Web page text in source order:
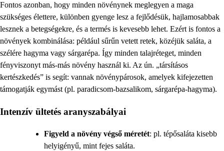
Fontos azonban, hogy minden növénynek meglegyen a maga
szükséges élettere, különben gyenge lesz a fejlődésük, hajlamosabbak
lesznek a betegségekre, és a termés is kevesebb lehet. Ezért is fontos a
növények kombinálása: például sűrűn vetett retek, közéjük saláta, a
szélére hagyma vagy sárgarépa. Így minden talajréteget, minden
fényviszonyt más-más növény használ ki. Az ún. „társításos
kertészkedés” is segít: vannak növénypárosok, amelyek kifejezetten
támogatják egymást (pl. paradicsom-bazsalikom, sárgarépa-hagyma).
Intenzív ültetés aranyszabályai
Figyeld a növény végső méretét: pl. tépősaláta kisebb
helyigényű, mint fejes saláta.